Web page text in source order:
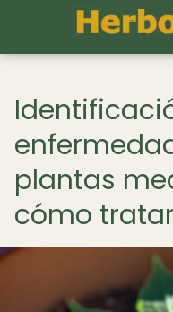
plantas
cómo